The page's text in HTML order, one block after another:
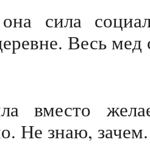
сила
Весь
вместо
Не знаю, зачем.